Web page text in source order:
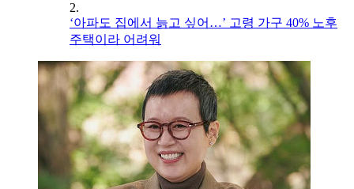
2.
‘아파도 집에서 늙고 싶어…’ 고령 가구 40% 노후
주택이라 어려워